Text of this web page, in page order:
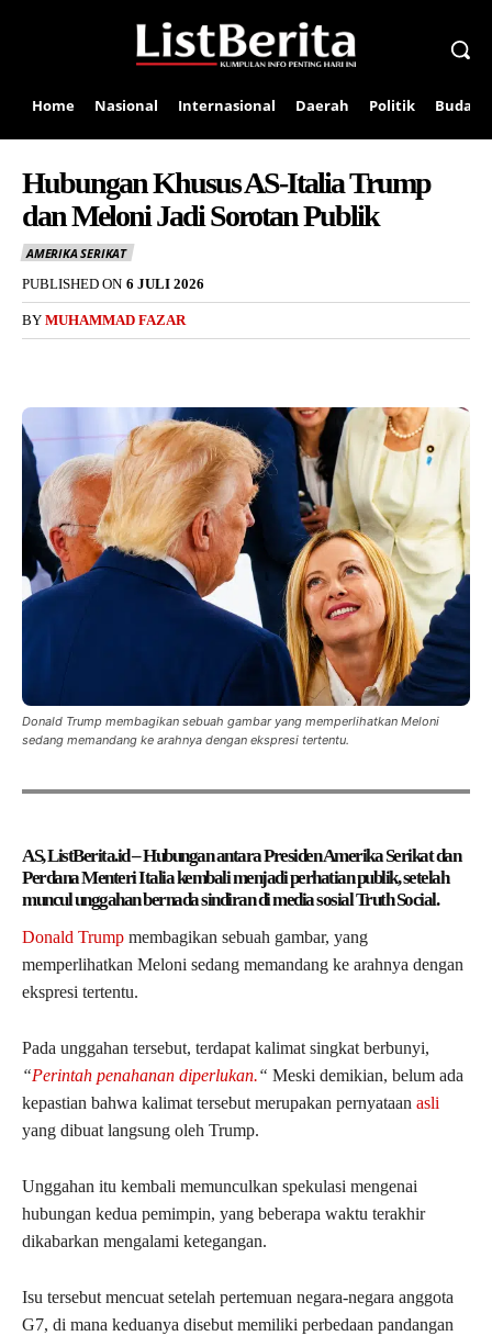
Home Nasional Internasional Daerah Politik Budaya
Hubungan Khusus AS-Italia Trump
dan Meloni Jadi Sorotan Publik
AMERIKA SERIKAT
PUBLISHED ON 6 JULI 2026
BY MUHAMMAD FAZAR
Donald Trump membagikan sebuah gambar yang memperlihatkan Meloni
sedang memandang ke arahnya dengan ekspresi tertentu.
AS, ListBerita.id – Hubungan antara Presiden Amerika Serikat dan
Perdana Menteri Italia kembali menjadi perhatian publik, setelah
muncul unggahan bernada sindiran di media sosial Truth Social.
Donald Trump membagikan sebuah gambar, yang
memperlihatkan Meloni sedang memandang ke arahnya dengan
ekspresi tertentu.
Pada unggahan tersebut, terdapat kalimat singkat berbunyi,
“Perintah penahanan diperlukan.“ Meski demikian, belum ada
kepastian bahwa kalimat tersebut merupakan pernyataan asli
yang dibuat langsung oleh Trump.
Unggahan itu kembali memunculkan spekulasi mengenai
hubungan kedua pemimpin, yang beberapa waktu terakhir
dikabarkan mengalami ketegangan.
Isu tersebut mencuat setelah pertemuan negara-negara anggota
G7, di mana keduanya disebut memiliki perbedaan pandangan